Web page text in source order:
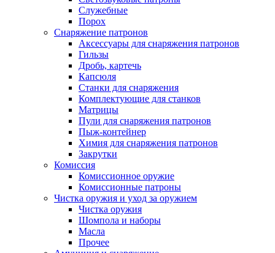
Служебные
Порох
Снаряжение патронов
Аксессуары для снаряжения патронов
Гильзы
Дробь, картечь
Капсюля
Станки для снаряжения
Комплектующие для станков
Матрицы
Пули для снаряжения патронов
Пыж-контейнер
Химия для снаряжения патронов
Закрутки
Комиссия
Комиссионное оружие
Комиссионные патроны
Чистка оружия и уход за оружием
Чистка оружия
Шомпола и наборы
Масла
Прочее